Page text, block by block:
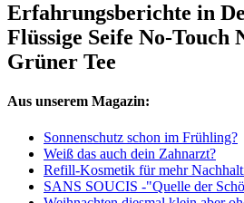
Erfahrungsberichte in
Flüssige Seife No-Touch
Grüner Tee
Aus unserem Magazin:
Sonnenschutz schon im Frühling?
Weiß das auch dein Zahnarzt?
Refill-Kosmetik für mehr
SANS SOUCIS -"Quelle der